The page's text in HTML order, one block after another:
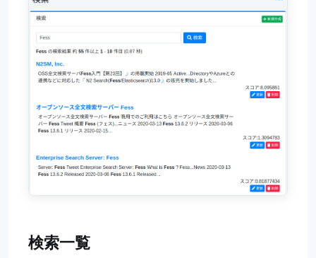
検索一覧